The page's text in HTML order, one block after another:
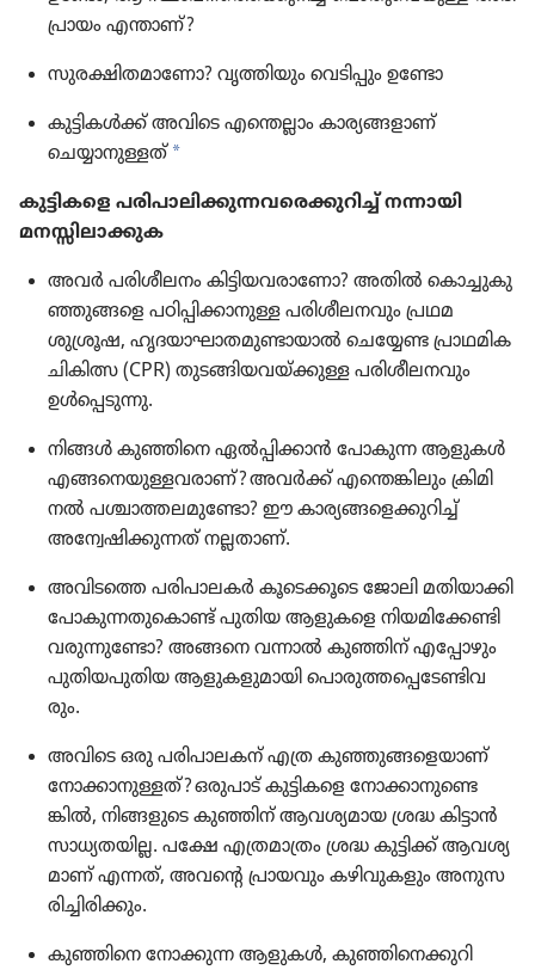
പ്രാ​യം എന്താണ്‌?
സുരക്ഷി​ത​മാ​ണോ? വൃത്തി​യും വെടി​പ്പും ഉണ്ടോ
കുട്ടി​കൾക്ക്‌ അവിടെ എന്തെല്ലാം കാര്യ​ങ്ങ​ളാണ്‌
ചെയ്യാനുള്ളത്‌ a
കുട്ടി​ക​ളെ പരിപാ​ലി​ക്കു​ന്ന​വ​രെ​ക്കു​റിച്ച്‌ നന്നായി
മനസ്സി​ലാ​ക്കു​ക
അവർ പരിശീ​ലനം കിട്ടി​യ​വ​രാ​ണോ? അതിൽ കൊച്ചു​കു​
ഞ്ഞു​ങ്ങളെ പഠിപ്പി​ക്കാ​നുള്ള പരിശീ​ല​ന​വും പ്രഥമ
ശുശ്രൂഷ, ഹൃദയാ​ഘാ​ത​മു​ണ്ടാ​യാൽ ചെയ്യേണ്ട പ്രാഥ​മിക
ചികിത്സ (CPR) തുടങ്ങി​യ​വ​യ്‌ക്കുള്ള പരിശീ​ല​ന​വും
ഉൾപ്പെ​ടു​ന്നു.
നിങ്ങൾ കുഞ്ഞിനെ ഏൽപ്പി​ക്കാൻ പോകുന്ന ആളുകൾ
എങ്ങനെ​യു​ള്ള​വ​രാണ്‌? അവർക്ക്‌ എന്തെങ്കി​ലും ക്രിമി​
നൽ പശ്ചാത്ത​ല​മു​ണ്ടോ? ഈ കാര്യ​ങ്ങ​ളെ​ക്കു​റിച്ച്‌
അന്വേ​ഷി​ക്കു​ന്നത്‌ നല്ലതാണ്‌.
അവിടത്തെ പരിപാ​ലകർ കൂടെ​ക്കൂ​ടെ ജോലി മതിയാ​ക്കി
പോകു​ന്ന​തു​കൊണ്ട്‌ പുതിയ ആളുകളെ നിയമി​ക്കേ​ണ്ടി​
വ​രു​ന്നു​ണ്ടോ? അങ്ങനെ വന്നാൽ കുഞ്ഞിന്‌ എപ്പോ​ഴും
പുതി​യ​പു​തിയ ആളുക​ളു​മാ​യി പൊരു​ത്ത​പ്പെ​ടേ​ണ്ടി​വ​
രും.
അവിടെ ഒരു പരിപാ​ല​കന്‌ എത്ര കുഞ്ഞു​ങ്ങ​ളെ​യാണ്‌
നോക്കാ​നു​ള്ളത്‌? ഒരുപാട്‌ കുട്ടി​കളെ നോക്കാ​നു​ണ്ടെ​
ങ്കിൽ, നിങ്ങളു​ടെ കുഞ്ഞിന്‌ ആവശ്യ​മായ ശ്രദ്ധ കിട്ടാൻ
സാധ്യ​ത​യില്ല. പക്ഷേ എത്രമാ​ത്രം ശ്രദ്ധ കുട്ടിക്ക്‌ ആവശ്യ​
മാണ്‌ എന്നത്‌, അവന്റെ പ്രായ​വും കഴിവു​ക​ളും അനുസ​
രി​ച്ചി​രി​ക്കും.
കുഞ്ഞിനെ നോക്കുന്ന ആളുകൾ, കുഞ്ഞി​നെ​ക്കു​റി​